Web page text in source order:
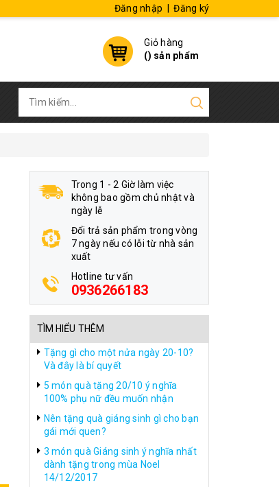
Đăng nhập Đăng ký
Giỏ hàng
() sản phẩm
Trong 1 - 2 Giờ làm việc
không bao gồm chủ nhật và
ngày lễ
Đổi trả sản phẩm trong vòng
7 ngày nếu có lỗi từ nhà sản
xuất
Hotline tư vấn
0936266183
TÌM HIỂU THÊM
Tặng gì cho một nửa ngày 20-10?
Và đây là bí quyết
5 món quà tặng 20/10 ý nghĩa
100% phụ nữ đều muốn nhận
Nên tặng quà giáng sinh gì cho bạn
gái mới quen?
3 món quà Giáng sinh ý nghĩa nhất
dành tặng trong mùa Noel
14/12/2017